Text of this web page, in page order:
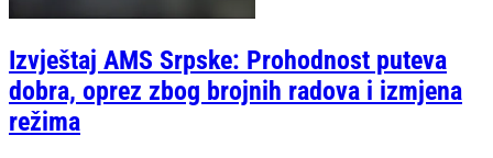
Izvještaj AMS Srpske: Prohodnost puteva
dobra, oprez zbog brojnih radova i izmjena
režima